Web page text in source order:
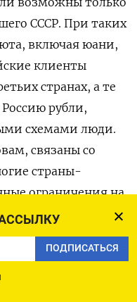
ПОДПИСАТЬСЯ
СССР. При таких
включая юани,
клиенты
странах, а те
рубли,
схемами люди.
связаны со
страны-
ограничения на
расчеты
но и здесь